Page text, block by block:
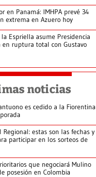
en Panamá: IMHPA prevé 34
extrema en Azuero hoy
Espriella asume Presidencia
en ruptura total con Gustavo
noticias
es cedido a la Fiorentina
Regional: estas son las fechas y
participar en los sorteos de
que negociará Mulino
posesión en Colombia